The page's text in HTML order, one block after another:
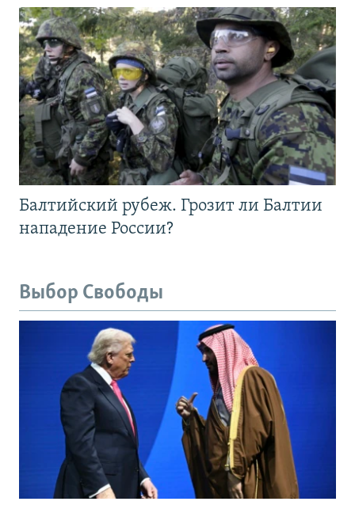
Балтийский рубеж. Грозит ли Балтии
нападение России?
Выбор Свободы